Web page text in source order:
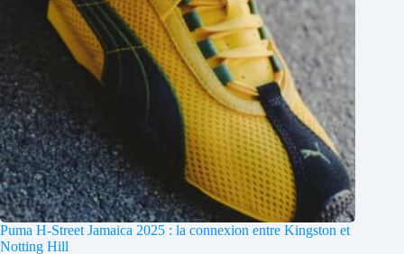
Puma H-Street Jamaica 2025 : la connexion entre Kingston et
Notting Hill